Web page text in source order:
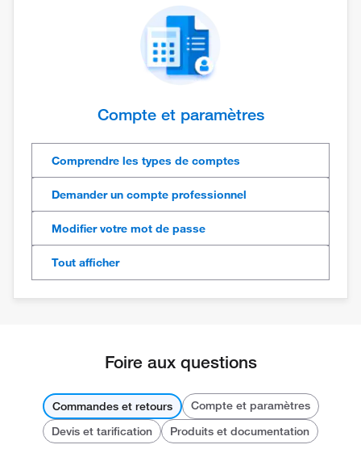
Compte et paramètres
Comprendre les types de comptes
Demander un compte professionnel
Modifier votre mot de passe
Tout afficher
Foire aux questions
Commandes et retours
Compte et paramètres
Devis et tarification
Produits et documentation